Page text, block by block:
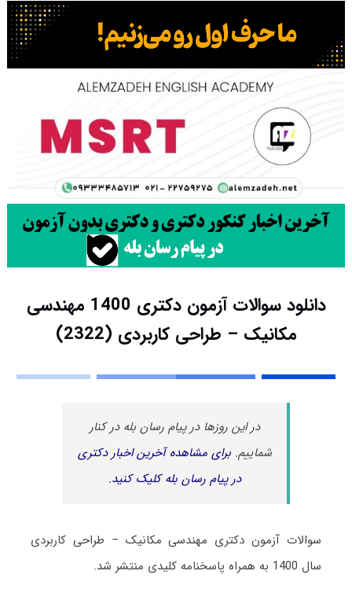
دانلود سوالات آزمون دکتری 1400 مهندسی
مکانیک – طراحی کاربردی (2322)
در این روزها در پیام رسان بله در کنار
شماییم.برای مشاهده آخرین اخبار دکتری
در پیام رسان بله کلیک کنید.
سوالات آزمون دکتری مهندسی مکانیک – طراحی کاربردی
سال 1400 به همراه پاسخنامه کلیدی منتشر شد.